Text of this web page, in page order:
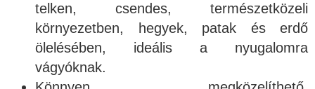
telken, csendes, természetközeli
környezetben, hegyek, patak és erdő
ölelésében, ideális a nyugalomra
vágyóknak.